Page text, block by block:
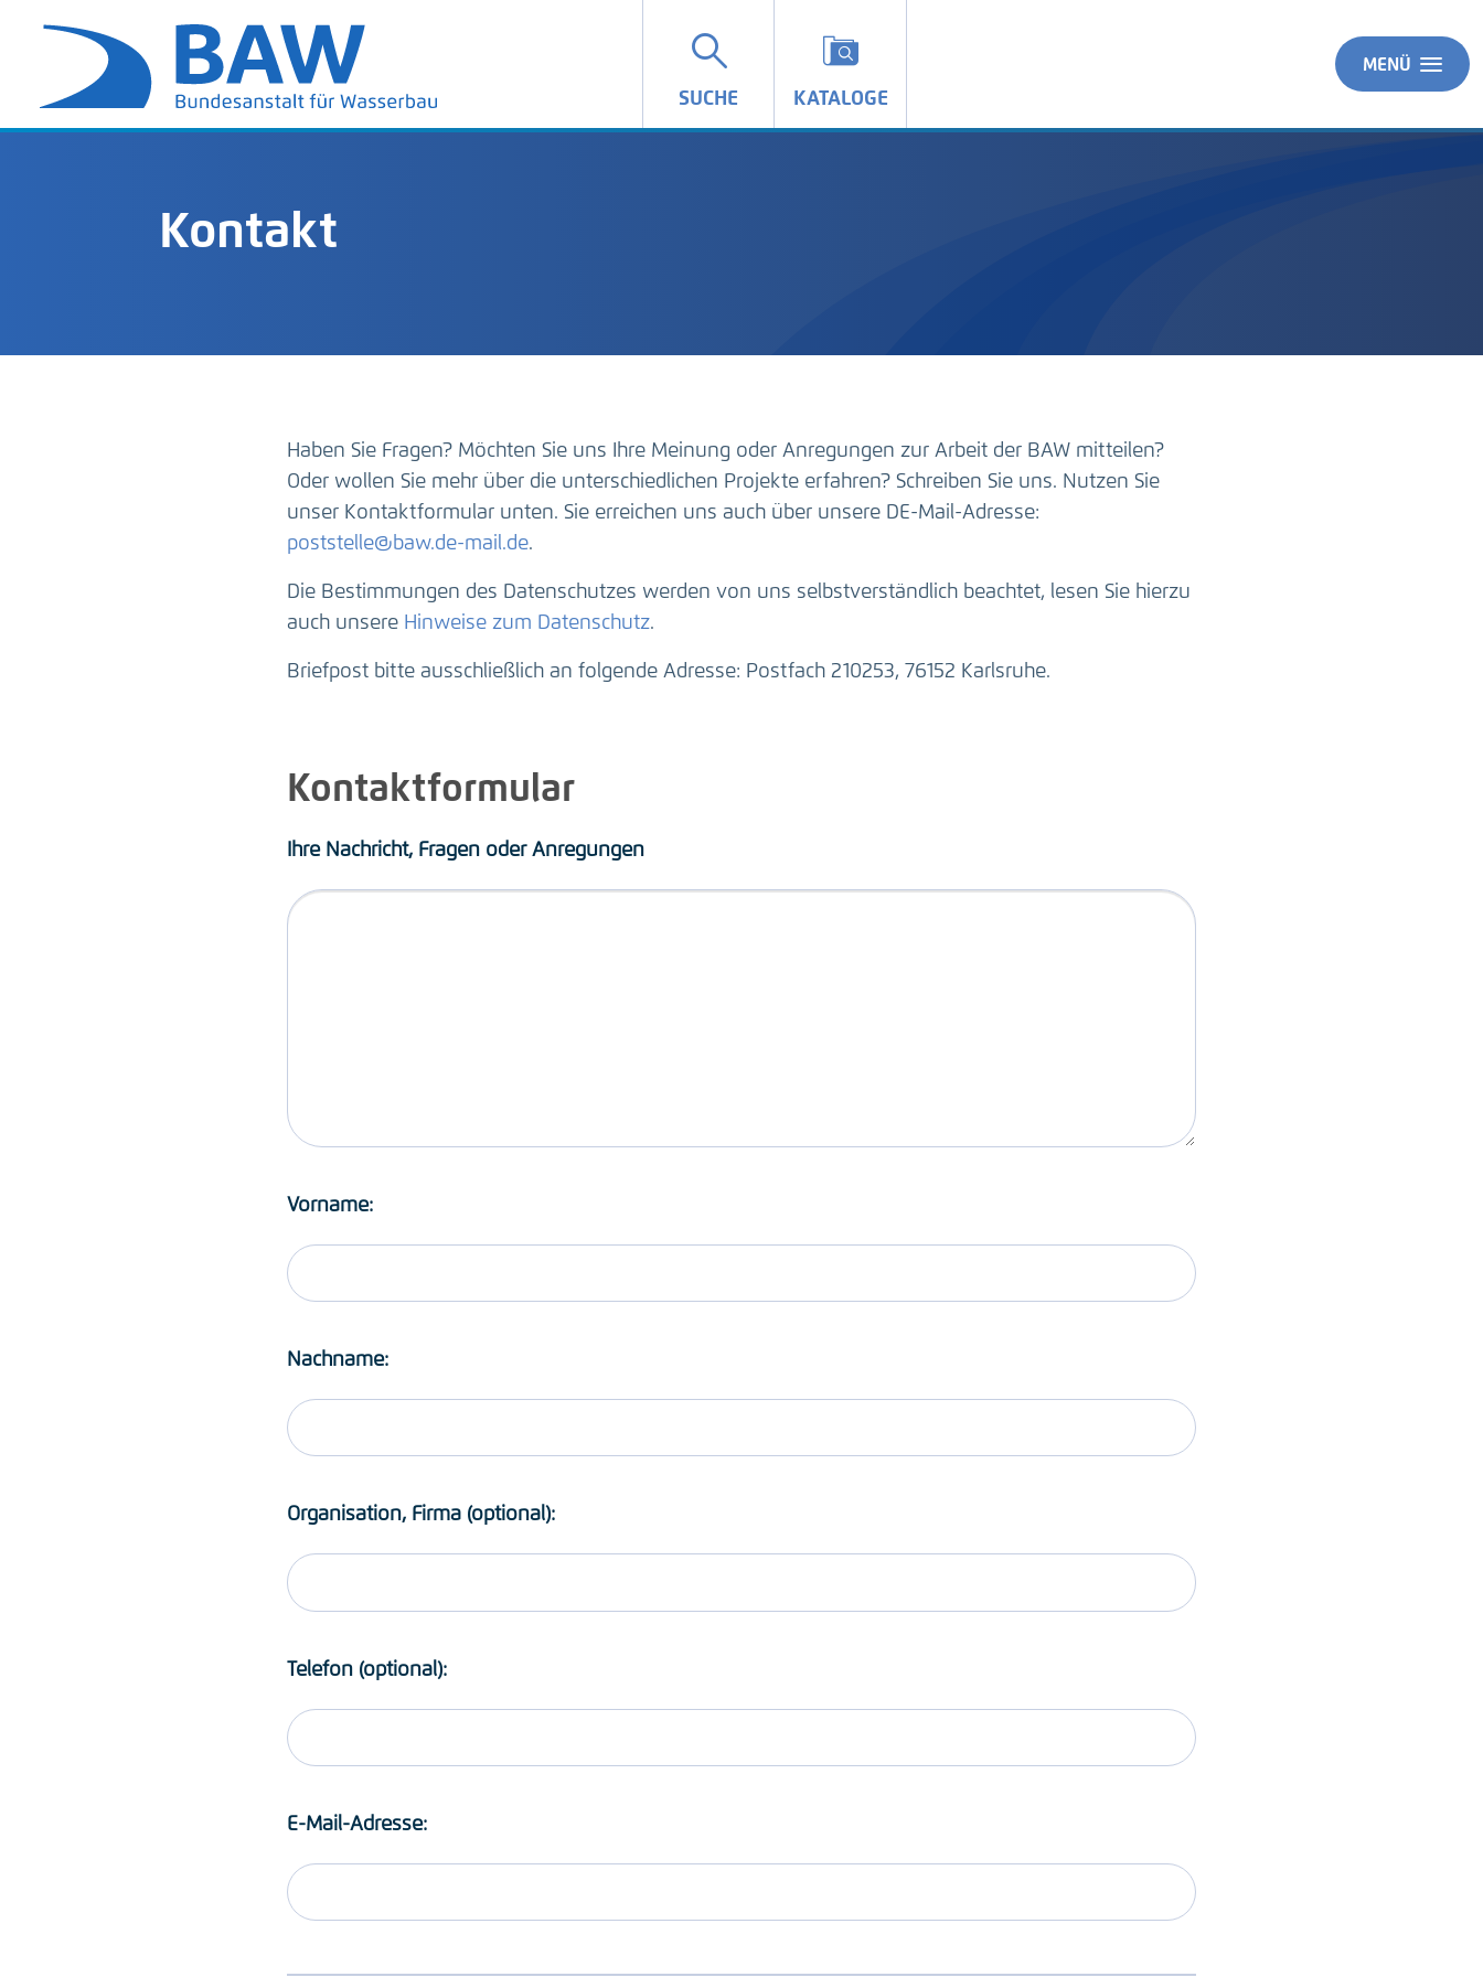
SUCHE KATALOGE
MENÜ
Kontakt
Haben Sie Fragen? Möchten Sie uns Ihre Meinung oder Anregungen zur Arbeit der BAW mitteilen?
Oder wollen Sie mehr über die unterschiedlichen Projekte erfahren? Schreiben Sie uns. Nutzen Sie
unser Kontaktformular unten. Sie erreichen uns auch über unsere DE-Mail-Adresse:
poststelle@baw.de-mail.de.
Die Bestimmungen des Datenschutzes werden von uns selbstverständlich beachtet, lesen Sie hierzu
auch unsere Hinweise zum Datenschutz.
Briefpost bitte ausschließlich an folgende Adresse: Postfach 210253, 76152 Karlsruhe.
Kontaktformular
Ihre Nachricht, Fragen oder Anregungen
Vorname:
Nachname:
Organisation, Firma (optional):
Telefon (optional):
E-Mail-Adresse: